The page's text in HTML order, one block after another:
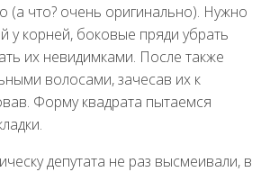
(а что? очень оригинально). Нужно
у корней, боковые пряди убрать
их невидимками. После также
волосами, зачесав их к
Форму квадрата пытаемся
депутата не раз высмеивали, в